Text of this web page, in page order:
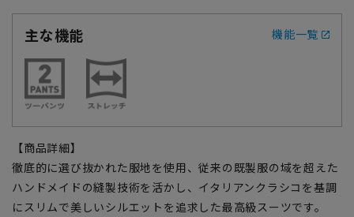
主な機能 機能一覧
【商品詳細】
徹底的に選び抜かれた服地を使用、従来の既製服の域を超えた
ハンドメイドの縫製技術を活かし、イタリアンクラシコを基調
にスリムで美しいシルエットを追求した最高級スーツです。